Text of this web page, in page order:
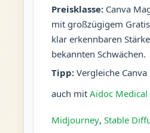
Preisklasse:Canva
mit großzügigem
klar erkennbaren
bekannten Schwächen.
Tipp:Vergleiche Canva
auch mit Aidoc
Midjourney, Stable